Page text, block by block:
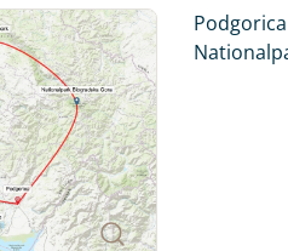
Mediterrane
entlang der Adria.
auf ein
stets an erster Stelle steht.